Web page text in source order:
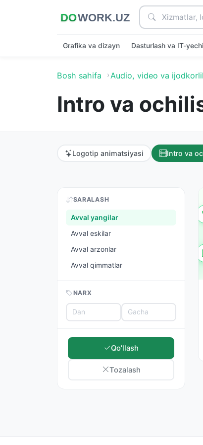
Grafika va dizayn Dasturlash va IT-
Bosh sahifa Audio, video va
Intro va
Logotip animatsiyasi Intro va
SARALASH
Avval yangilar
Avval eskilar
Avval arzonlar
Avval qimmatlar
NARX
Qo'llash
Tozalash